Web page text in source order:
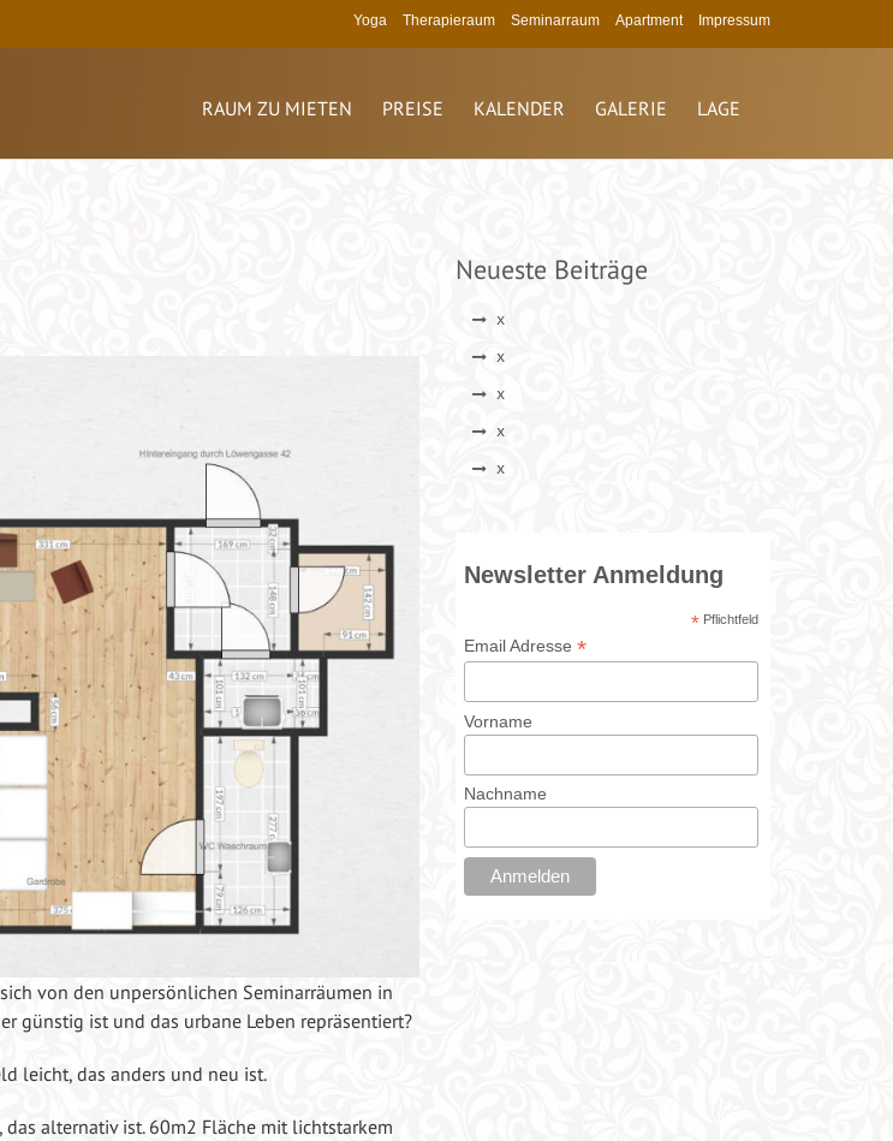
Yoga Therapieraum Seminarraum Apartment Impressum
RAUM ZU MIETEN PREISE KALENDER GALERIE LAGE
von den unpersönlichen Seminarräumen in
günstig ist und das urbane Leben repräsentiert?
leicht, das anders und neu ist.
das alternativ ist. 60m2 Fläche mit lichtstarkem
Neueste Beiträge
x
x
x
x
x
Newsletter Anmeldung
*Pflichtfeld
Email Adresse*
Vorname
Nachname